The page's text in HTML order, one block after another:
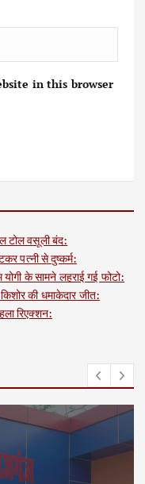
in this browser
टोल वसूली बंद:
पत्नी से दुष्कर्म:
योगी के सामने लहराई गई फोटो:
की धमाकेदार जीत:
रिएक्शन: